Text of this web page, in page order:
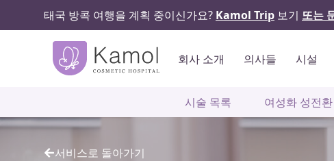
태국 방콕 여행을 계획 중이신가요? Kamol Trip 보기 또는
회사 소개 의사들 시설
시술 목록 여성화 성전
서비스로 돌아가기